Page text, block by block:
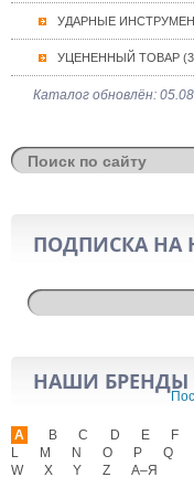
УДАРНЫЕ
УЦЕНЕННЫЙ ТОВАР
Каталог обновлён:
ПОДПИСКА НА
НАШИ БРЕНДЫ
A B C D E F
L
M N O P Q
W
X Y Z А–Я